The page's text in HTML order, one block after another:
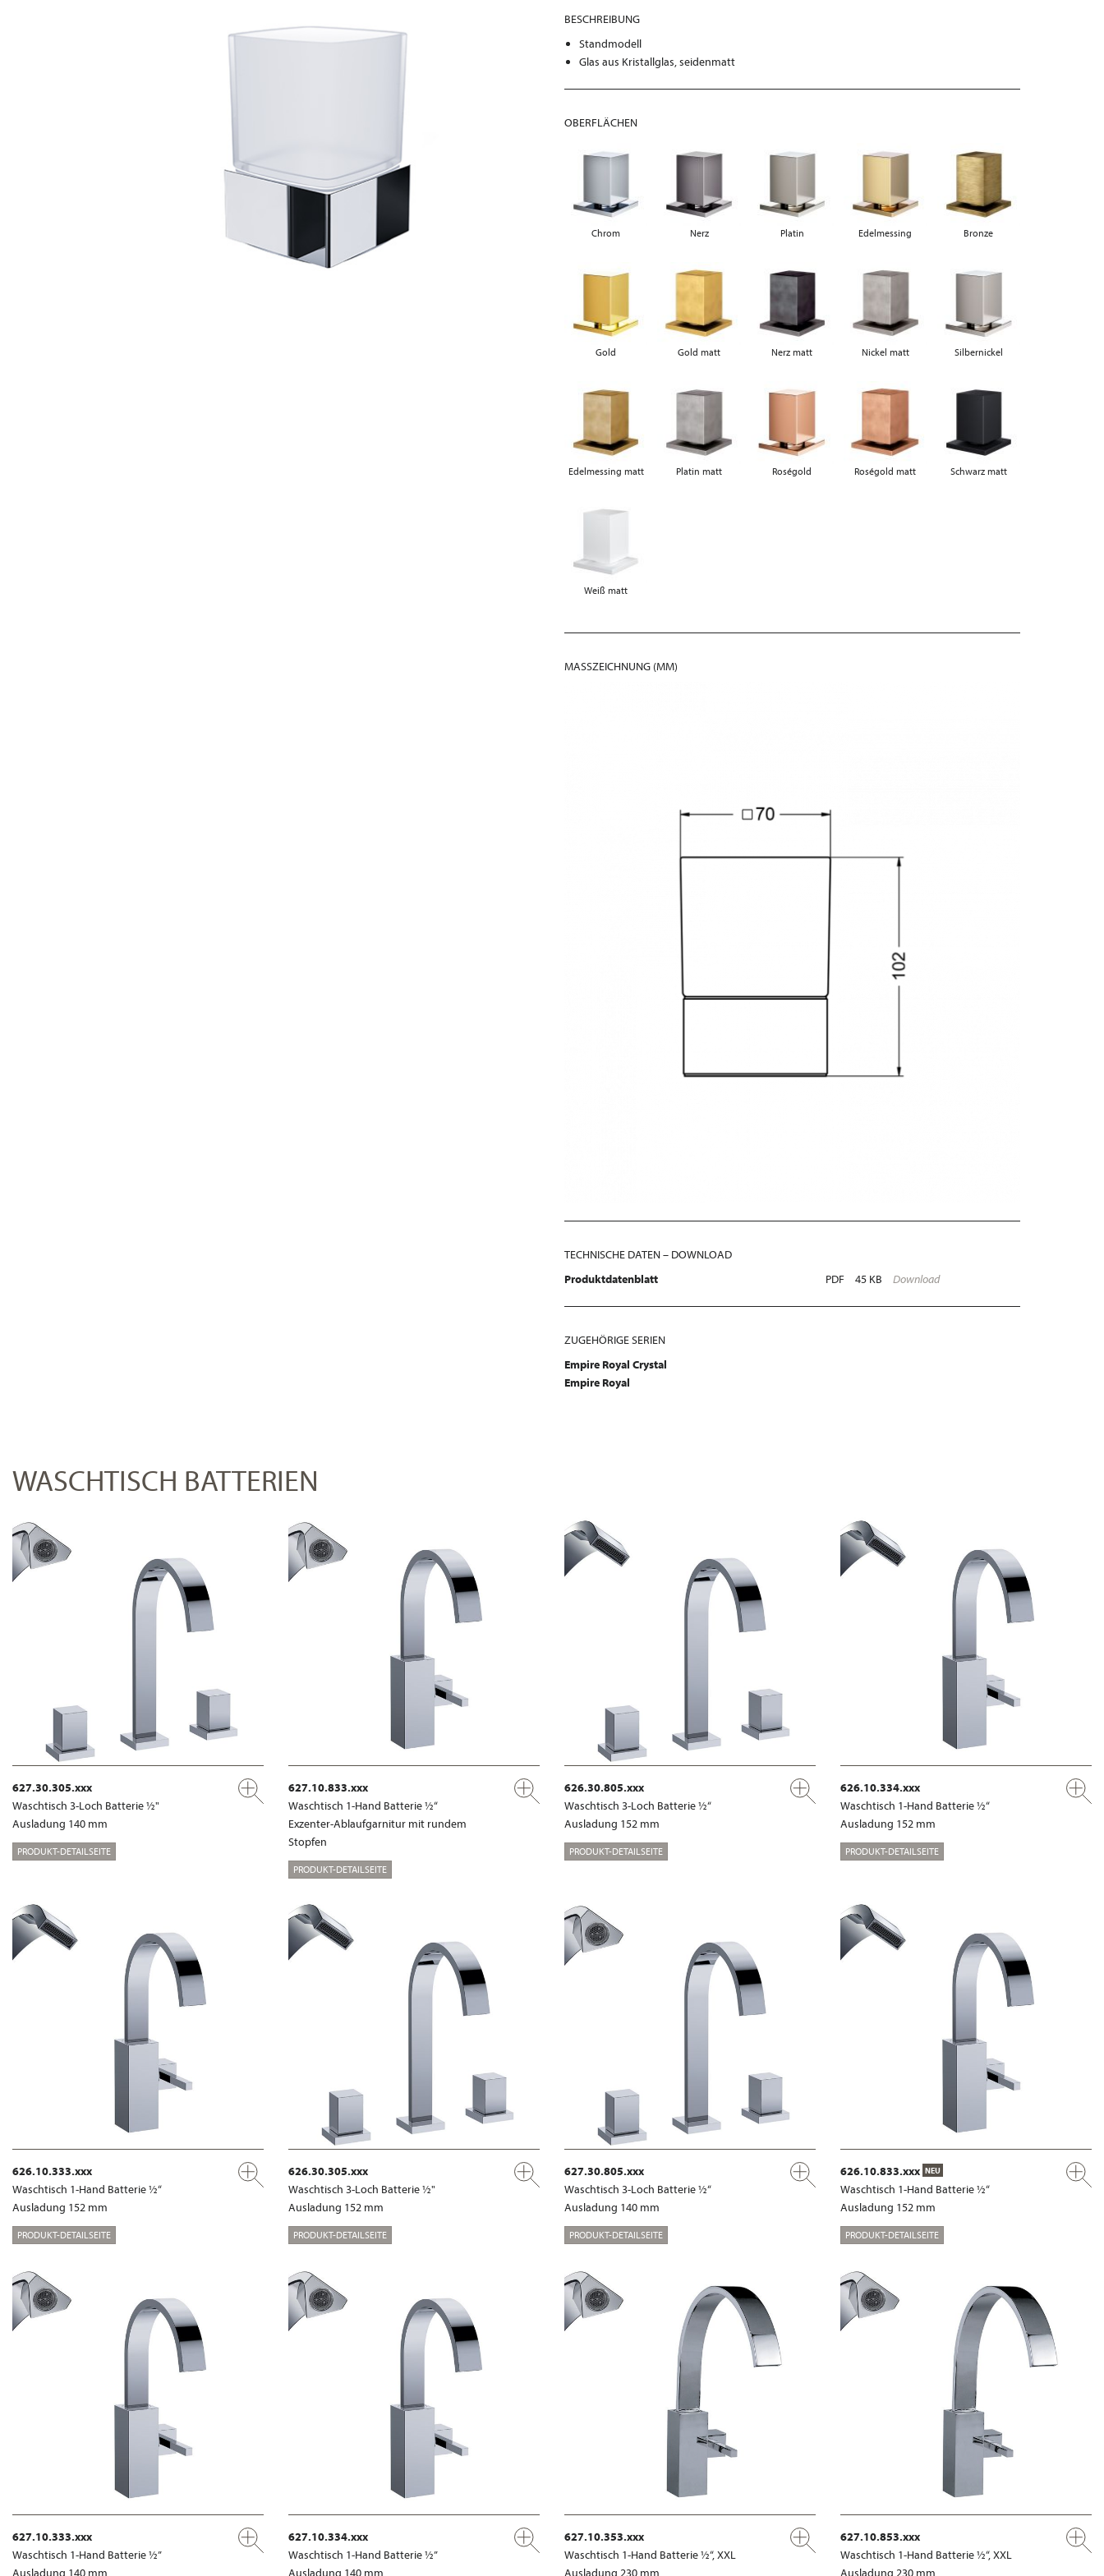
BESCHREIBUNG
Standmodell
Glas aus Kristallglas, seidenmatt
OBERFLÄCHEN
Chrom Nerz Platin Edelmessing Bronze
Gold Gold matt Nerz matt Nickel matt Silbernickel
Edelmessing matt Platin matt Roségold Roségold matt Schwarz matt
Weiß matt
MASSZEICHNUNG (MM)
TECHNISCHE DATEN – DOWNLOAD
Produktdatenblatt
PDF 45 KB Download
ZUGEHÖRIGE SERIEN
Empire Royal Crystal
Empire Royal
WASCHTISCH BATTERIEN
627.30.305.xxx
Waschtisch 3-Loch Batterie ½"
Ausladung 140 mm
PRODUKT-DETAILSEITE
627.10.833.xxx
Waschtisch 1-Hand Batterie ½“
Exzenter-Ablaufgarnitur mit rundem
Stopfen
PRODUKT-DETAILSEITE
626.30.805.xxx
Waschtisch 3-Loch Batterie ½“
Ausladung 152 mm
PRODUKT-DETAILSEITE
626.10.334.xxx
Waschtisch 1-Hand Batterie ½“
Ausladung 152 mm
PRODUKT-DETAILSEITE
626.10.333.xxx
Waschtisch 1-Hand Batterie ½“
Ausladung 152 mm
PRODUKT-DETAILSEITE
626.30.305.xxx
Waschtisch 3-Loch Batterie ½"
Ausladung 152 mm
PRODUKT-DETAILSEITE
627.30.805.xxx
Waschtisch 3-Loch Batterie ½“
Ausladung 140 mm
PRODUKT-DETAILSEITE
626.10.833.xxx NEU
Waschtisch 1-Hand Batterie ½“
Ausladung 152 mm
PRODUKT-DETAILSEITE
627.10.333.xxx
Waschtisch 1-Hand Batterie ½”
Ausladung 140 mm
627.10.334.xxx
Waschtisch 1-Hand Batterie ½”
Ausladung 140 mm
627.10.353.xxx
Waschtisch 1-Hand Batterie ½“, XXL
Ausladung 230 mm
627.10.853.xxx
Waschtisch 1-Hand Batterie ½“, XXL
Ausladung 230 mm